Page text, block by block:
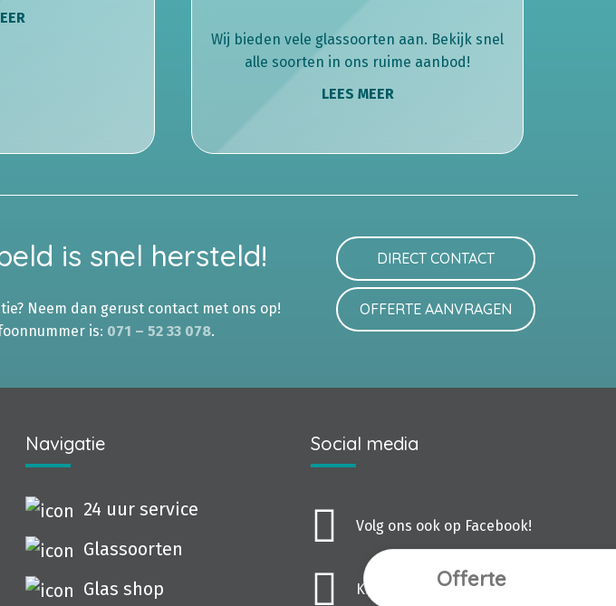
Wij bieden vele glassoorten aan. Bekijk snel
alle soorten in ons ruime aanbod!
LEES MEER
is snel hersteld!
Neem dan gerust contact met ons op!
is: 071 – 52 33 078.
DIRECT CONTACT
OFFERTE AANVRAGEN
Navigatie
24 uur service
Glassoorten
Glas shop
Social media
Volg ons ook op Facebook!
Kijk ook eens op LinkedIn!
Offerte